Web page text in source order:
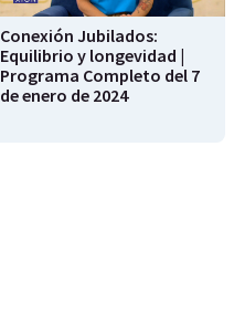
Conexión Jubilados:
Equilibrio y longevidad |
Programa Completo del 7
de enero de 2024